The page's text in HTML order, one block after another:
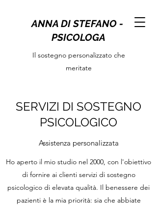
ANNA DI STEFANO -
PSICOLOGA
Il sostegno personalizzato che
meritate
SERVIZI DI SOSTEGNO
PSICOLOGICO
Assistenza personalizzata
Ho aperto il mio studio nel 2000, con l'obiettivo
di fornire ai clienti servizi di sostegno
psicologico di elevata qualità. Il benessere dei
pazienti è la mia priorità: sia che abbiate